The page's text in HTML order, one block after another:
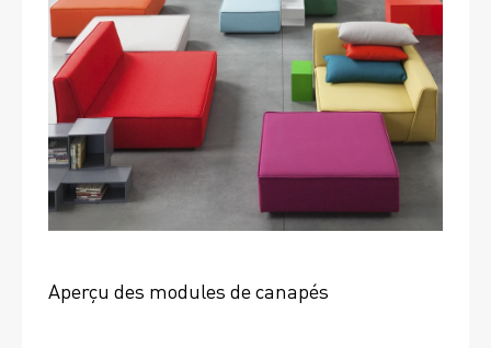
Aperçu des modules de canapés